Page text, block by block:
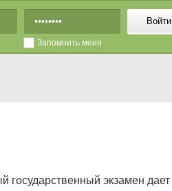
Войти
Запомнить меня
государственный экзамен дает